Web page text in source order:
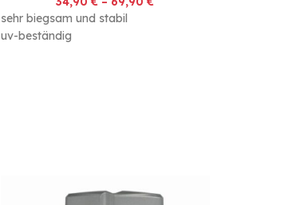
sehr biegsam und stabil
uv-beständig